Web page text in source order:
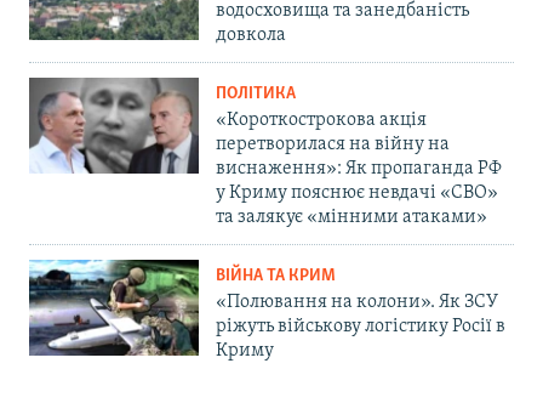
водосховища та занедбаність
довкола
ПОЛІТИКА
«Короткострокова акція
перетворилася на війну на
виснаження»: Як пропаганда РФ
у Криму пояснює невдачі «СВО»
та залякує «мінними атаками»
ВІЙНА ТА КРИМ
«Полювання на колони». Як ЗСУ
ріжуть військову логістику Росії в
Криму